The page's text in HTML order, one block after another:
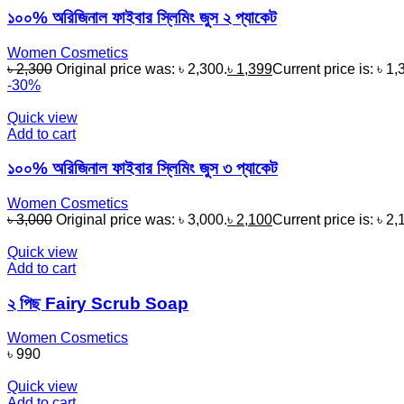
১০০% অরিজিনাল ফাইবার স্লিমিং জুস ২ প্যাকেট
Women Cosmetics
৳2,300 Original price was: ৳ 2,300.৳ 1,399Current price is: ৳
-30%
Quick view
Add to cart
১০০% অরিজিনাল ফাইবার স্লিমিং জুস ৩ প্যাকেট
Women Cosmetics
৳3,000 Original price was: ৳ 3,000.৳ 2,100Current price is: ৳
Quick view
Add to cart
২ পিছ Fairy Scrub Soap
Women Cosmetics
৳ 990
Quick view